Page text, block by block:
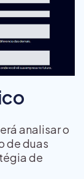
analisar o
de duas
de